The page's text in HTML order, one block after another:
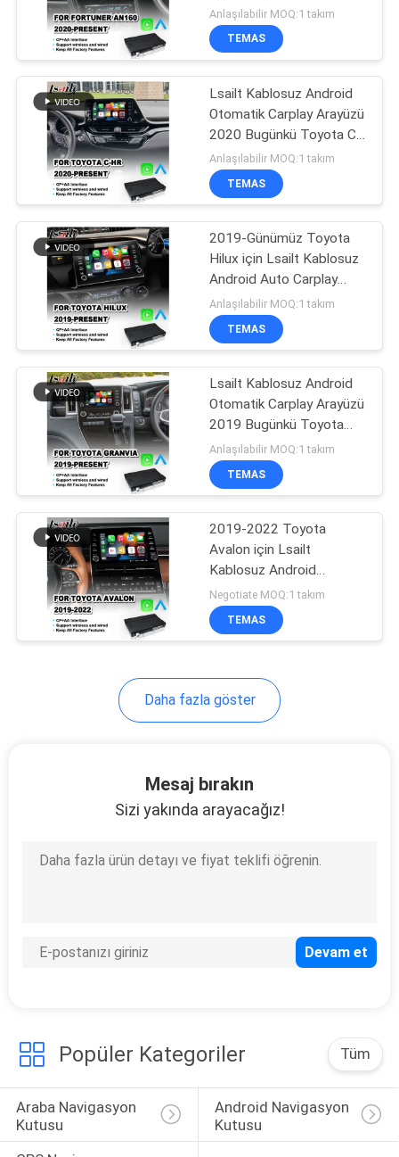
Araba Multimedya
Ekranı
Araba Multimedya
Ekranı
Araba AI Kutusu
11
Carplay Arayüzü
Android Araba
Arayüzü
Arayüzü
65
2020 - Şimdiki Toyota
Fortuner AN160 için
Anlaşılabilir MOQ:1 takım
TEMAS
Lsailt Kablosuz Android
Otomatik Carplay Arayüzü
2020 Bugünkü Toyota C-
HR CHR için
Anlaşılabilir MOQ:1 takım
TEMAS
2019-Günümüz Toyota
Hilux için Lsailt Kablosuz
Android Auto Carplay
Arayüzü
Anlaşılabilir MOQ:1 takım
TEMAS
Lsailt Kablosuz Android
Otomatik Carplay Arayüzü
2019 Bugünkü Toyota
Granvia için
Anlaşılabilir MOQ:1 takım
TEMAS
2019-2022 Toyota
Avalon için Lsailt
Kablosuz Android
Otomatik Carplay Arayüzü
Negotiate MOQ:1 takım
TEMAS
Daha fazla göster
Mesaj bırakın
Sizi yakında arayacağız!
Popüler Kategoriler Tüm
Araba Navigasyon
Kutusu
Android Navigasyon
Kutusu